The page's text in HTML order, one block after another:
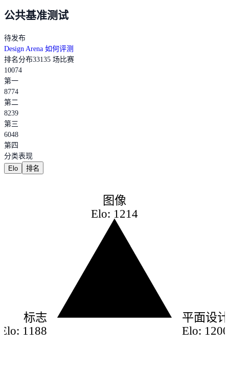
公共基准测试
待发布
Design Arena 如何评测
排名分布33135 场比赛
10074
第一
8774
第二
8239
第三
6048
第四
分类表现
Elo
排名
图像
Elo: 1214
平面设计
Elo: 1200
标志
Elo: 1188